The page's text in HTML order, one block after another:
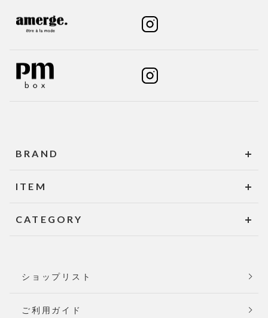
BRAND
ITEM
CATEGORY
ショップリスト
ご利用ガイド